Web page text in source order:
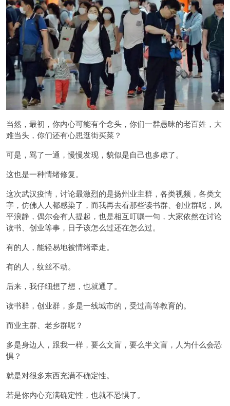
当然，最初，你内心可能有个念头，你们一群愚昧的老百姓，大
难当头，你们还有心思逛街买菜？
可是，骂了一通，慢慢发现，貌似是自己也多虑了。
这也是一种情绪修复。
这次武汉疫情，讨论最激烈的是扬州业主群，各类视频，各类文
字，仿佛人人都感染了，而我再去看那些读书群、创业群呢，风
平浪静，偶尔会有人提起，也是相互叮嘱一句，大家依然在讨论
读书、创业等事，日子该怎么过还在怎么过。
有的人，能轻易地被情绪牵走。
有的人，纹丝不动。
后来，我仔细想了想，也就通了。
读书群，创业群，多是一线城市的，受过高等教育的。
而业主群、老乡群呢？
多是身边人，跟我一样，要么文盲，要么半文盲，人为什么会恐
惧？
就是对很多东西充满不确定性。
若是你内心充满确定性，也就不恐惧了。